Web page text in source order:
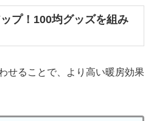
プ！100均グッズを組み
せることで、より高い暖房効果